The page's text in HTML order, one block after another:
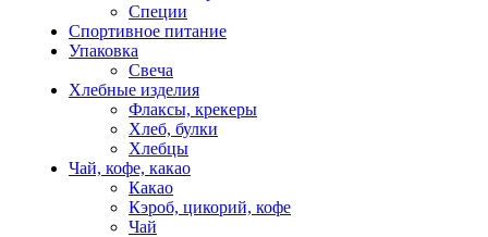
Специи
Спортивное питание
Упаковка
Свеча
Хлебные изделия
Флаксы, крекеры
Хлеб, булки
Хлебцы
Чай, кофе, какао
Какао
Кэроб, цикорий, кофе
Чай